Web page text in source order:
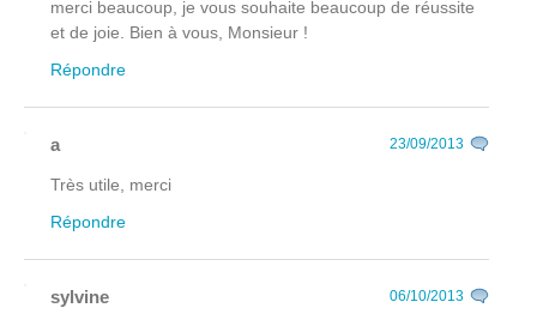
merci beaucoup, je vous souhaite beaucoup de réussite
et de joie. Bien à vous, Monsieur !
Répondre
a 23/09/2013
Très utile, merci
Répondre
sylvine 06/10/2013